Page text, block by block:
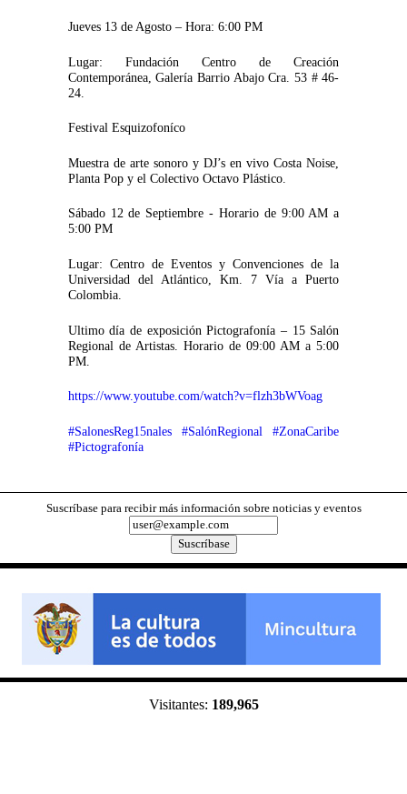
Jueves 13 de Agosto – Hora: 6:00 PM
Lugar: Fundación Centro de Creación
Contemporánea, Galería Barrio Abajo Cra. 53 # 46-
24.
Festival Esquizofoníco
Muestra de arte sonoro y DJ’s en vivo Costa Noise,
Planta Pop y el Colectivo Octavo Plástico.
Sábado 12 de Septiembre - Horario de 9:00 AM a
5:00 PM
Lugar: Centro de Eventos y Convenciones de la
Universidad del Atlántico, Km. 7 Vía a Puerto
Colombia.
Ultimo día de exposición Pictografonía – 15 Salón
Regional de Artistas. Horario de 09:00 AM a 5:00
PM.
https://www.youtube.com/watch?v=flzh3bWVoag
‪#‎SalonesReg15nales‬ ‪#‎SalónRegional‬
‪#‎ZonaCaribe‬
‪#‎Pictografonía‬
Suscríbase para recibir más información sobre noticias y eventos
Visitantes: 189,965